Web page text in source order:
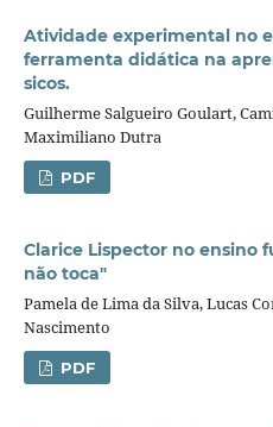
Atividade experimental no
ferramenta didática na
sicos.
Guilherme Salgueiro Goulart,
Maximiliano Dutra
PDF
Clarice Lispector no ensino
não toca"
Pamela de Lima da Silva, Lucas
Nascimento
PDF